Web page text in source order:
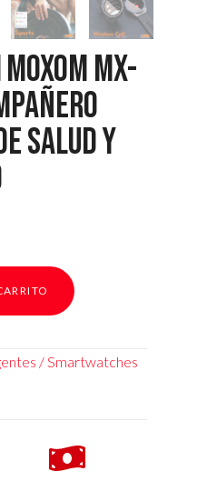
MX-
SALUD Y
/ Smartwatches